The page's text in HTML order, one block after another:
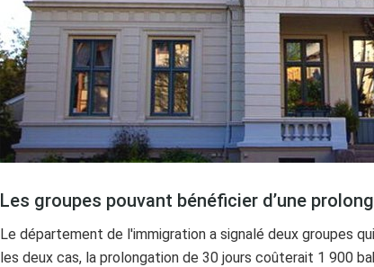
Les groupes pouvant bénéficier d’une
Le département de l'immigration a signalé deux groupes
les deux cas, la prolongation de 30 jours coûterait 1 900